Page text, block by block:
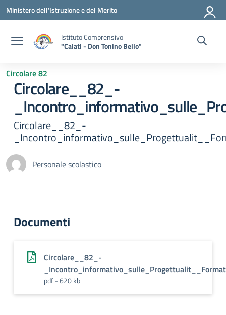
Vai ai contenuti
Vai al menu di navigazione
Vai al footer
Ministero dell'Istruzione e del Merito
Istituto Comprensivo
"Caiati - Don Tonino Bello"
Circolare 82
Circolare__82_-
Circolare__82_-
Personale scolastico
Documenti
Circolare__82_-
pdf - 620 kb